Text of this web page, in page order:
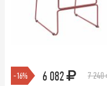
-16% 6 082 7 240